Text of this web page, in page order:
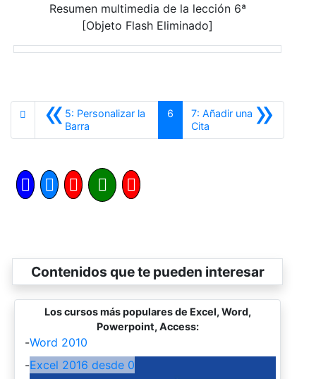
Resumen multimedia de la lección 6ª
[Objeto Flash Eliminado]
«5: Personalizar la
Barra
6 »
7: Añadir una
CitaSiguiente
Contenidos que te pueden interesar
Los cursos más populares de Excel, Word,
Powerpoint, Access:
-Word 2010
-Excel 2016 desde 0